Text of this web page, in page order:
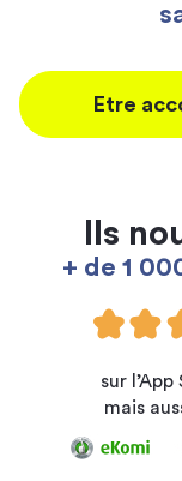
Etre
Ils
+ de 1
sur
mais